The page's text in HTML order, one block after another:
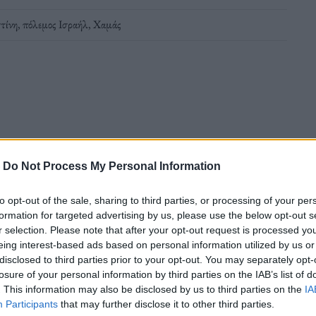
Do Not Process My Personal Information
opt-out of the sale, sharing to third parties, or processing of your
for targeted advertising by us, please use the below opt-out
selection. Please note that after your opt-out request is processed
interest-based ads based on personal information utilized by us
to third parties prior to your opt-out. You may separately
of your personal information by third parties on the IAB’s list of
This information may also be disclosed by us to third parties on the
Participants that may further disclose it to other third parties.
,πόλεμος Ισραήλ,Χαμάς
Λωρίδας της Γάζας
για να τους κρατήσουν στη ζωή.